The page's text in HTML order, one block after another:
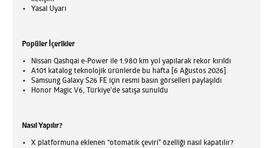
Yasal Uyarı
Popüler İçerikler
Nissan Qashqai e-Power ile 1.980 km yol yapılarak rekor kırıldı
A101 katalog teknolojik ürünlerde bu hafta [6 Ağustos 2026]
Samsung Galaxy S26 FE için resmi basın görselleri paylaşıldı
Honor Magic V6, Türkiye'de satışa sunuldu
Nasıl Yapılır?
X platformuna eklenen “otomatik çeviri” özelliği nasıl kapatılır?